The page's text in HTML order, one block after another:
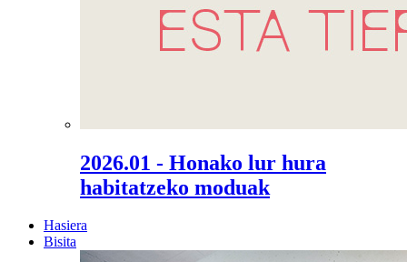
2026.01 - Honako lur hura
habitatzeko moduak
Hasiera
Bisita